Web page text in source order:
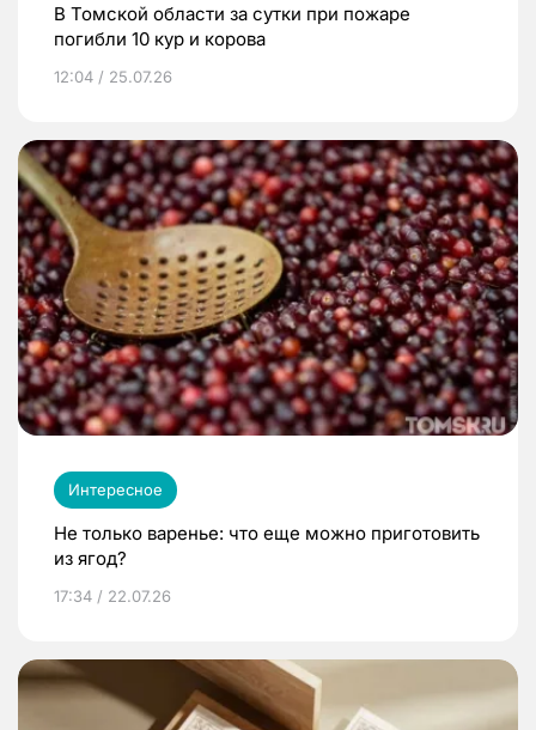
В Томской области за сутки при пожаре
погибли 10 кур и корова
12:04 / 25.07.26
Интересное
Не только варенье: что еще можно приготовить
из ягод?
17:34 / 22.07.26